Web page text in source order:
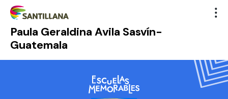
Paula Geraldina Avila Sasvín-
Guatemala